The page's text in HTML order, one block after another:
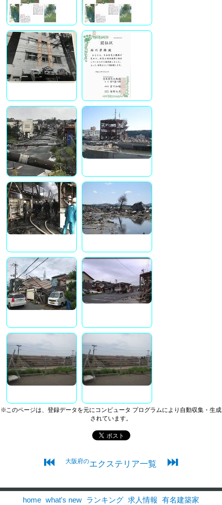
※このページは、登録データを元にコンピュータ プログラムにより自動収集・生成
されています。
⏮ 大阪府のエクステリア一覧 ⏭
home what's new ランキング 求人情報 有名建築家